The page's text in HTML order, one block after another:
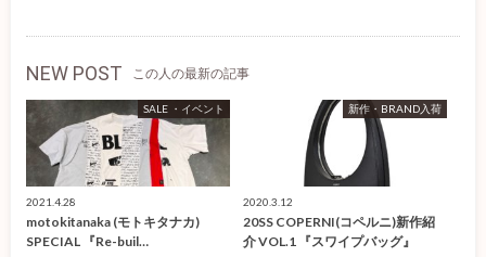
NEW POST この人の最新の記事
SALE ・イベント
2021.4.28
motokitanaka (モトキタナカ)
SPECIAL 『Re-buil…
新作・BRAND入荷
2020.3.12
20SS COPERNI(コペルニ)新作紹
介 VOL.1 『スワイプバッグ』